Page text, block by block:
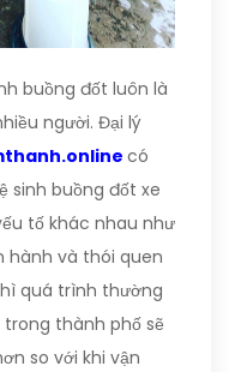
buồng đốt luôn là
người. Đại lý
có
sinh buồng đốt xe
tố khác nhau như
hành và thói quen
quá trình thường
thành phố sẽ
so với khi vận